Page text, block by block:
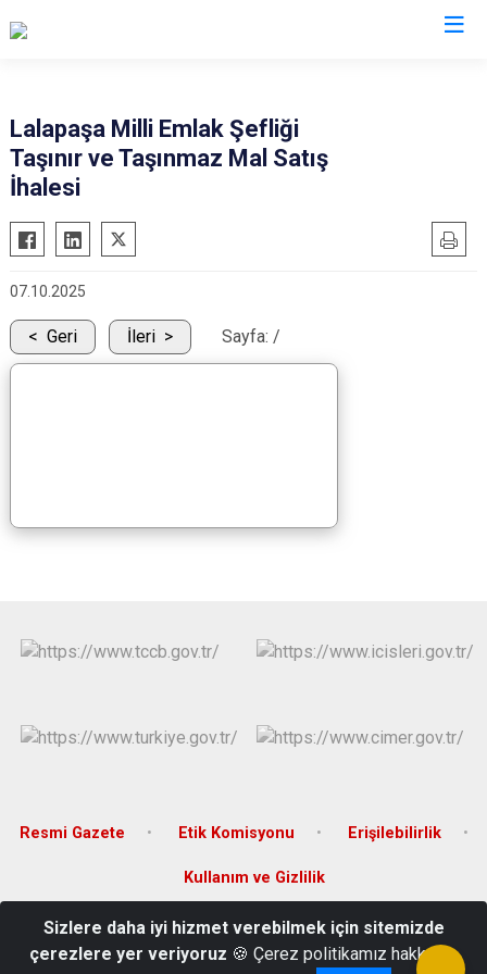
Enez
İpsala
Meriç
Süloğlu
Lalapaşa Milli Emlak Şefliği
Taşınır ve Taşınmaz Mal Satış
İhalesi
07.10.2025
Geri İleri Sayfa: /
Resmi Gazete Etik Komisyonu Erişilebilirlik
Kullanım ve Gizlilik
Merkez Mahahallesi Cumhuriyet Caddesi No:13 Lalapaşa/EDİRNE
0 (284) 321 40 08/ 40 76
Sizlere daha iyi hizmet verebilmek için sitemizde
çerezlere yer veriyoruz 🍪 Çerez politikamız hakkında